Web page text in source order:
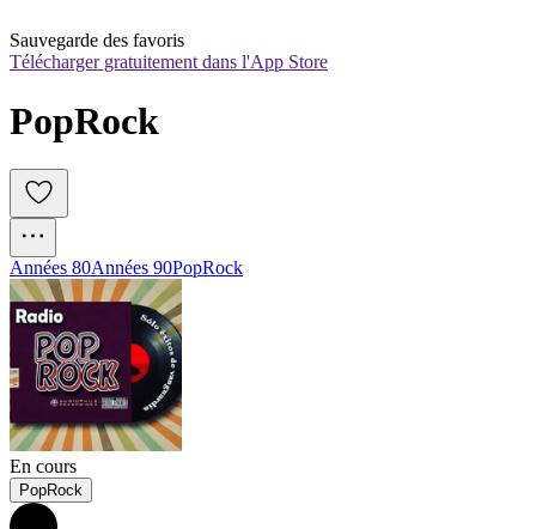
Sauvegarde des favoris
Télécharger gratuitement dans l'App Store
PopRock
Années 80Années 90PopRock
En cours
PopRock